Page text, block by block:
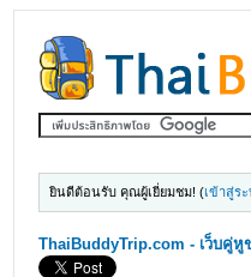
ยินดีต้อนรับ คุณผู้เยี่ยมชม! (เข้าสู่ร
ThaiBuddyTrip.com - เว็บคู่หู